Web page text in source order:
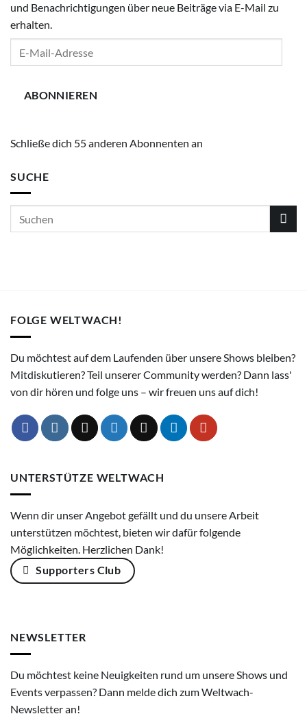
und Benachrichtigungen über neue Beiträge via E-Mail zu
erhalten.
ABONNIEREN
Schließe dich 55 anderen Abonnenten an
SUCHE
FOLGE WELTWACH!
Du möchtest auf dem Laufenden über unsere Shows bleiben?
Mitdiskutieren? Teil unserer Community werden? Dann lass'
von dir hören und folge uns – wir freuen uns auf dich!
UNTERSTÜTZE WELTWACH
Wenn dir unser Angebot gefällt und du unsere Arbeit
unterstützen möchtest, bieten wir dafür folgende
Möglichkeiten. Herzlichen Dank!
Supporters Club
NEWSLETTER
Du möchtest keine Neuigkeiten rund um unsere Shows und
Events verpassen? Dann melde dich zum Weltwach-
Newsletter an!